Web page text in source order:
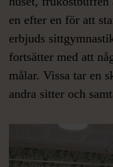
en efter en för att
erbjuds
fortsätter med att
målar. Vissa tar en
andra sitter och